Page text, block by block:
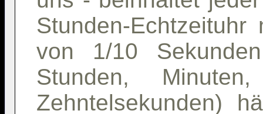
Stunden-
von 1/10
Stunden,
Zehntelsekunden)